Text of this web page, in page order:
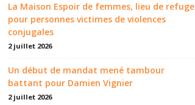
La Maison Espoir de femmes, lieu de refuge
pour personnes victimes de violences
conjugales
2 juillet 2026
Un début de mandat mené tambour
battant pour Damien Vignier
2 juillet 2026